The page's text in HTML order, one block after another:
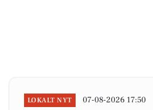
LOKALT NYT 07-08-2026 17:50